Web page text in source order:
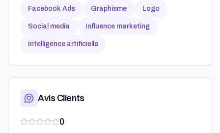
Facebook Ads Graphisme Logo
Social media Influence marketing
Intelligence artificielle
Avis Clients
0